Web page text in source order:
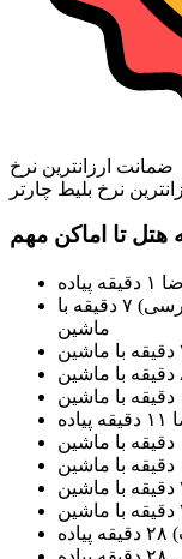
ضمانت ارزانترین نرخ
نرخ بلیط چارتر
هتل تا اماکن مهم
فاصله تا خیابان طبرسی( بست شیخ طبرسی) ۷ دقیقه با
ماشین